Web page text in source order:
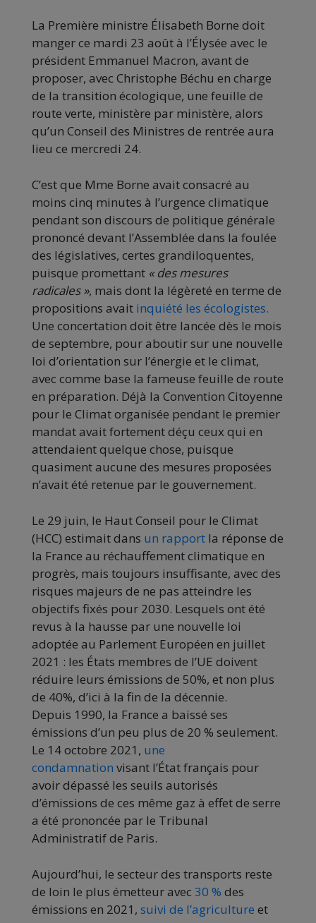
La Première ministre Élisabeth Borne doit
manger ce mardi 23 août à l’Élysée avec le
président Emmanuel Macron, avant de
proposer, avec Christophe Béchu en charge
de la transition écologique, une feuille de
route verte, ministère par ministère, alors
qu’un Conseil des Ministres de rentrée aura
lieu ce mercredi 24.
C’est que Mme Borne avait consacré au
moins cinq minutes à l’urgence climatique
pendant son discours de politique générale
prononcé devant l’Assemblée dans la foulée
des législatives, certes grandiloquentes,
puisque promettant « des mesures
radicales », mais dont la légèreté en terme de
propositions avait inquiété les écologistes.
Une concertation doit être lancée dès le mois
de septembre, pour aboutir sur une nouvelle
loi d’orientation sur l’énergie et le climat,
avec comme base la fameuse feuille de route
en préparation. Déjà la Convention Citoyenne
pour le Climat organisée pendant le premier
mandat avait fortement déçu ceux qui en
attendaient quelque chose, puisque
quasiment aucune des mesures proposées
n’avait été retenue par le gouvernement.
Le 29 juin, le Haut Conseil pour le Climat
(HCC) estimait dans un rapport la réponse de
la France au réchauffement climatique en
progrès, mais toujours insuffisante, avec des
risques majeurs de ne pas atteindre les
objectifs fixés pour 2030. Lesquels ont été
revus à la hausse par une nouvelle loi
adoptée au Parlement Européen en juillet
2021 : les États membres de l’UE doivent
réduire leurs émissions de 50%, et non plus
de 40%, d’ici à la fin de la décennie.
Depuis 1990, la France a baissé ses
émissions d’un peu plus de 20 % seulement.
Le 14 octobre 2021, une
condamnation visant l’État français pour
avoir dépassé les seuils autorisés
d’émissions de ces même gaz à effet de serre
a été prononcée par le Tribunal
Administratif de Paris.
Aujourd’hui, le secteur des transports reste
de loin le plus émetteur avec 30 % des
émissions en 2021, suivi de l’agriculture et